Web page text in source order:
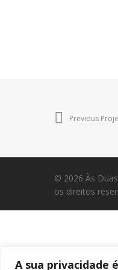
A sua privacidade
Previous
© 2026 Às
os direitos